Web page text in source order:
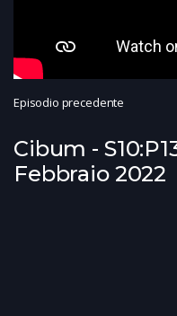
Episodio precedente
Cibum -
Febbraio 2022